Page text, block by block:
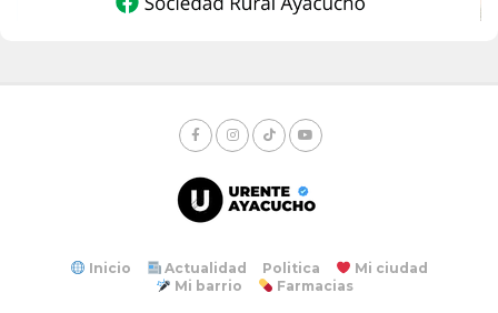
Inicio Actualidad Politica
Mi ciudad
Mi barrio
Farmacias